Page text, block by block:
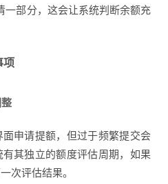
一部分，这会让系统判断余额充
项
申请提额，但过于频繁提交会
其独立的额度评估周期，如果
次评估结果。